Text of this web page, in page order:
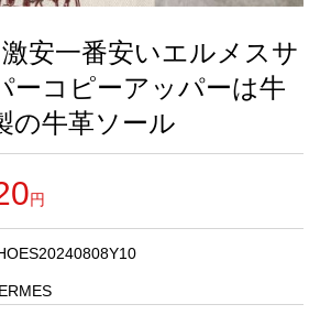
激安一番安いエルメスサ
ーコピーアッパーは牛
の牛革ソール
円